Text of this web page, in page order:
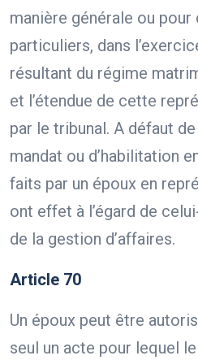
manière générale ou
particuliers, dans
résultant du régime
et l’étendue de cette
par le tribunal. A défaut
mandat ou d’habilitation
faits par un époux en
ont effet à l’égard de
de la gestion d’affaires.
Article 70
Un époux peut être
seul un acte pour lequel